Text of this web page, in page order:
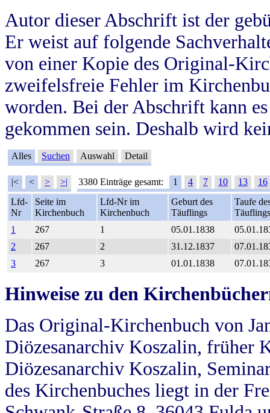
Autor dieser Abschrift ist der
Er weist auf folgende
von einer Kopie des Original-
zweifelsfreie Fehler im
worden. Bei der Abschrift kann
gekommen sein. Deshalb wird
Alles Suchen Auswahl Detail
|< < > >| 3380 Einträge gesamt: 1 4 7 10 13
16
Lfd-
Nr
Seite im
Kirchenbuch
Lfd-Nr im
Kirchenbuch
Geburt des
Täuflings
Taufe
Täuflings
1
267 1 05.01.1838
2
267 2 31.12.1837
3
267 3 01.01.1838
Hinweise zu den
Das Original-Kirchenbuch von
Diözesanarchiv Koszalin, früher
Diözesanarchiv Koszalin,
des Kirchenbuches liegt in der